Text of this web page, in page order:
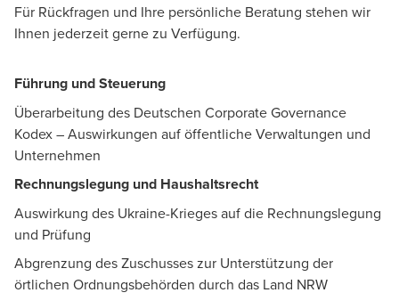
Für Rückfragen und Ihre persönliche Beratung stehen wir
Ihnen jederzeit gerne zu Verfügung.
Führung und Steuerung
Überarbeitung des Deutschen Corporate Governance
Kodex – Auswirkungen auf öffentliche Verwaltungen und
Unternehmen
Rechnungslegung und Haushaltsrecht
Auswirkung des Ukraine-Krieges auf die Rechnungslegung
und Prüfung
Abgrenzung des Zuschusses zur Unterstützung der
örtlichen Ordnungsbehörden durch das Land NRW